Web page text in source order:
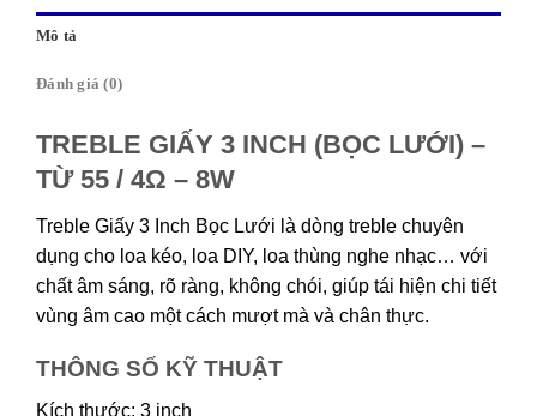
Mô tả
Đánh giá (0)
TREBLE GIẤY 3 INCH (BỌC LƯỚI) –
TỪ 55 / 4Ω – 8W
Treble Giấy 3 Inch Bọc Lưới là dòng treble chuyên
dụng cho loa kéo, loa DIY, loa thùng nghe nhạc… với
chất âm sáng, rõ ràng, không chói, giúp tái hiện chi tiết
vùng âm cao một cách mượt mà và chân thực.
THÔNG SỐ KỸ THUẬT
Kích thước: 3 inch